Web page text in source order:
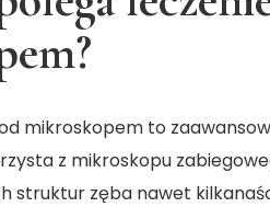
mikroskopem to
z mikroskopu
struktur zęba nawet